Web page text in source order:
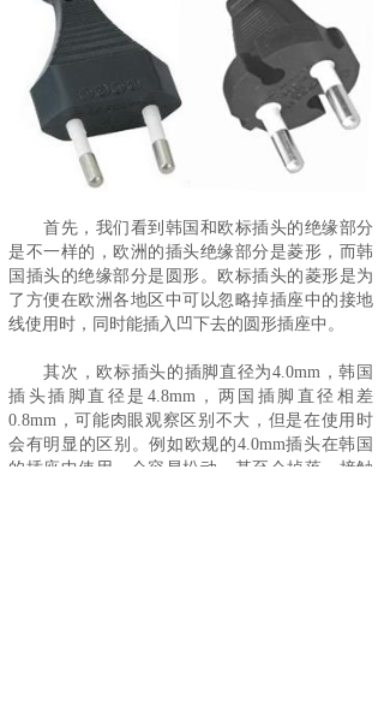
首先，我们看到韩国和欧标插头的绝缘部分
是不一样的，欧洲的插头绝缘部分是菱形，而韩
国插头的绝缘部分是圆形。欧标插头的菱形是为
了方便在欧洲各地区中可以忽略掉插座中的接地
线使用时，同时能插入凹下去的圆形插座中。
其次，欧标插头的插脚直径为4.0mm，韩国
插头插脚直径是4.8mm，两国插脚直径相差
0.8mm，可能肉眼观察区别不大，但是在使用时
会有明显的区别。例如欧规的4.0mm插头在韩国
的插座中使用，会容易松动，甚至会掉落，接触